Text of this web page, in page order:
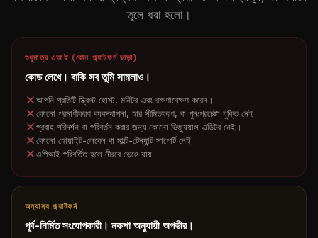
তুলে ধরা হলো।
শুধুমাত্র এআই (কোন প্ল্যাটফর্ম ছাড়া)
কোড লেখে। বাকি সব তুমি সামলাও।
আপনি প্রতিটি স্ক্রিপ্ট হোস্ট, মনিটর এবং রক্ষণাবেক্ষণ করেন।
কোনো প্রমাণীকরণ ব্যবস্থাপনা, হার সীমিতকরণ, বা পুনঃপ্রচেষ্টা যুক্তি নেই
প্রবাহ পরিদর্শন বা পরিবর্তন করার জন্য কোনো ভিজ্যুয়াল এডিটর নেই।
কোনো হোয়াইট-লেবেল বা মাল্টি-টেন্যান্ট সাপোর্ট নেই
এপিআই পরিবর্তিত হলে নীরবে ভেঙে যায়
অন্যান্য প্ল্যাটফর্ম
পূর্ব-নির্মিত সংযোগকারী। নকশা অনুযায়ী অগভীর।